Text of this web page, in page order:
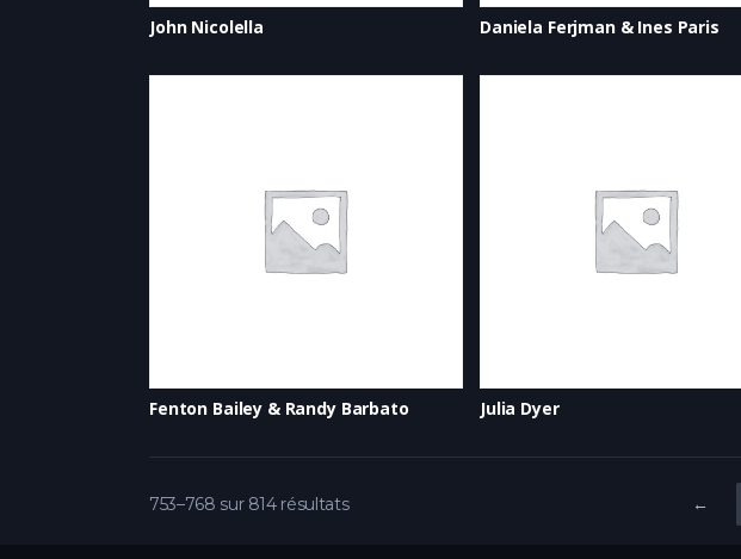
John Nicolella Daniela Ferjman & Ines Paris
Fenton Bailey & Randy Barbato Julia Dyer
753–768 sur 814 résultats ←